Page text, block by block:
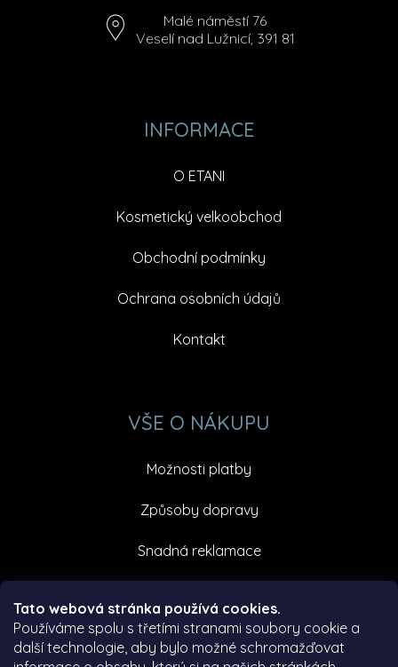
Tato webová stránka používá cookies.
Používáme spolu s třetími stranami soubory cookie a
další technologie, aby bylo možné schromažďovat
Malé náměstí 76
Veselí nad Lužnicí, 391 81
INFORMACE
O ETANI
Kosmetický velkoobchod
Obchodní podmínky
Ochrana osobních údajů
Kontakt
VŠE O NÁKUPU
Možnosti platby
Způsoby dopravy
Snadná reklamace
Facebook